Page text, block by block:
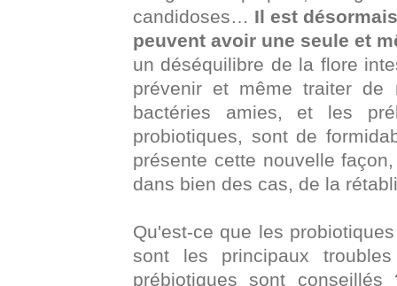
candidoses… Il est
peuvent avoir une seule et
un déséquilibre de la flore
prévenir et même traiter de
bactéries amies, et les
probiotiques, sont de
présente cette nouvelle
dans bien des cas, de la
Qu'est-ce que les
sont les principaux
prébiotiques sont